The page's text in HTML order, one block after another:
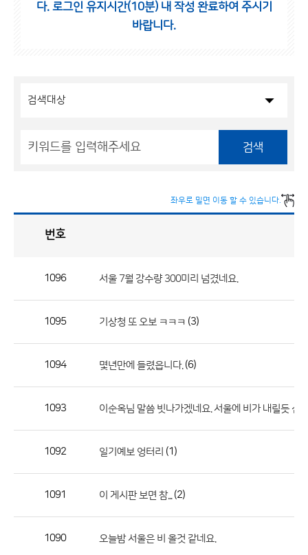
다. 로그인 유지시간(10분) 내 작성 완료하여 주시기
바랍니다.
검색
좌우로 밀면 이동 할 수 있습니다.
론
호,
번호
1096 서울 7월 강수량 300미리 넘겼네요.
1095 기상청 또 오보 ㅋㅋㅋ (3)
1094 몇년만에 들렸읍니다. (6)
1093 이순옥님 말씀 빗나가겠네요. 서울에 비가 내릴듯 선
1092 일기예보 엉터리 (1)
1091 이 게시판 보면 참... (2)
1090 오늘밤 서울은 비 올것 같네요.